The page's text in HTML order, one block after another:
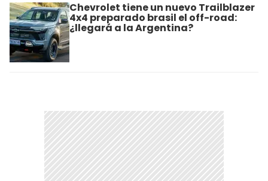
Chevrolet tiene un nuevo Trailblazer
4x4 preparado brasil el off-road:
¿llegará a la Argentina?